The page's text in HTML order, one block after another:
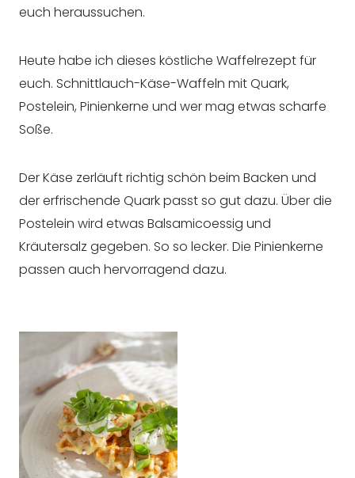
euch heraussuchen.
Heute habe ich dieses köstliche Waffelrezept für
euch. Schnittlauch-Käse-Waffeln mit Quark,
Postelein, Pinienkerne und wer mag etwas scharfe
Soße.
Der Käse zerläuft richtig schön beim Backen und
der erfrischende Quark passt so gut dazu. Über die
Postelein wird etwas Balsamicoessig und
Kräutersalz gegeben. So so lecker. Die Pinienkerne
passen auch hervorragend dazu.